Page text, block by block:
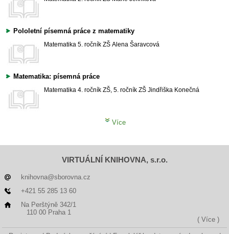
Pololetní písemná práce z matematiky
Matematika 5. ročník ZŠ Alena Šaravcová
Matematika: písemná práce
Matematika 4. ročník ZŠ, 5. ročník ZŠ Jindřiška Konečná
Více
VIRTUÁLNÍ KNIHOVNA, s.r.o.
knihovna@sborovna.cz
+421 55 285 13 60
Na Perštýně 342/1
110 00 Praha 1
( Více )